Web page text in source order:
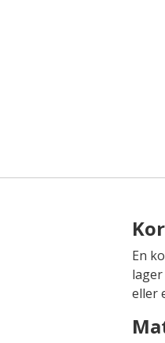
En
eller